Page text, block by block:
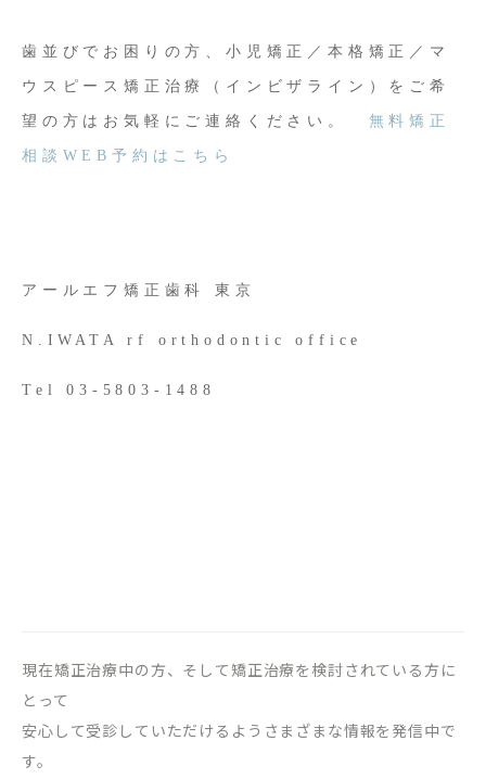
歯並びでお困りの方、小児矯正／本格矯正／マ
ウスピース矯正治療（インビザライン）をご希
望の方はお気軽にご連絡ください。 無料矯正
相談WEB予約はこちら
アールエフ矯正歯科 東京
N.IWATA rf orthodontic office
Tel 03-5803-1488
現在矯正治療中の方、そして矯正治療を検討されている方に
とって
安心して受診していただけるようさまざまな情報を発信中で
す。